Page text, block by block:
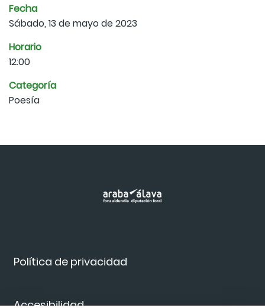
Fecha
Sábado, 13 de mayo de 2023
Horario
12:00
Categoría
Poesía
Política de privacidad
Accesibilidad